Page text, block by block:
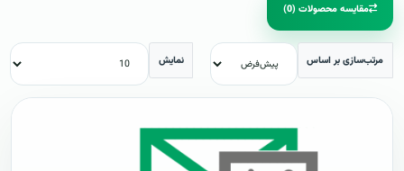
مقایسه محصولات (0)
مرتب‌سازی بر اساس نمایش